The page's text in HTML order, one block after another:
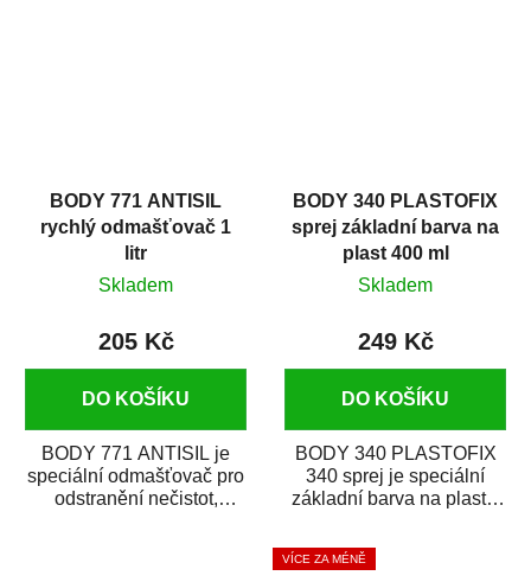
BODY 771 ANTISIL
rychlý odmašťovač 1
litr
Skladem
205 Kč
DO KOŠÍKU
BODY 771 ANTISIL je
speciální odmašťovač pro
odstranění nečistot,
BODY 340 PLASTOFIX
sprej základní barva na
plast 400 ml
Skladem
249 Kč
DO KOŠÍKU
BODY 340 PLASTOFIX
340 sprej je speciální
základní barva na plasty,
vrchních...
VÍCE ZA MÉNĚ